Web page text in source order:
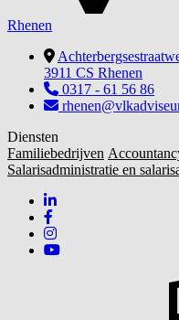
Rhenen
3911 CS Rhenen
0317 - 61 56 86
Diensten
Familiebedrijven
Salarisadministratie en